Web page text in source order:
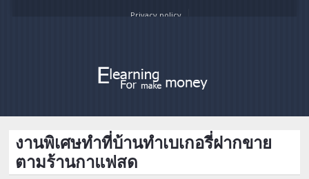
Privacy policy
งานพิเศษทำที่บ้านทำเบเกอรี่ฝากขาย
ตามร้านกาแฟสด